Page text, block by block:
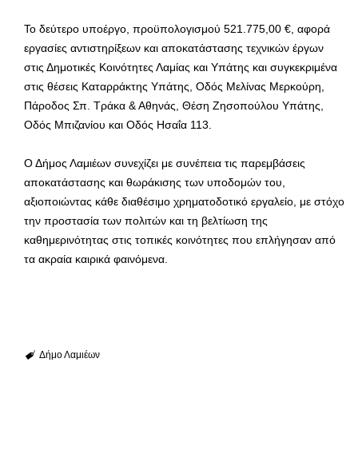
Το δεύτερο υποέργο, προϋπολογισμού 521.775,00 €, αφορά
εργασίες αντιστηρίξεων και αποκατάστασης τεχνικών έργων
στις Δημοτικές Κοινότητες Λαμίας και Υπάτης και συγκεκριμένα
στις θέσεις Καταρράκτης Υπάτης, Οδός Μελίνας Μερκούρη,
Πάροδος Σπ. Τράκα & Αθηνάς, Θέση Ζησοπούλου Υπάτης,
Οδός Μπιζανίου και Οδός Ησαΐα 113.
Ο Δήμος Λαμιέων συνεχίζει με συνέπεια τις παρεμβάσεις
αποκατάστασης και θωράκισης των υποδομών του,
αξιοποιώντας κάθε διαθέσιμο χρηματοδοτικό εργαλείο, με στόχο
την προστασία των πολιτών και τη βελτίωση της
καθημερινότητας στις τοπικές κοινότητες που επλήγησαν από
τα ακραία καιρικά φαινόμενα.
Δήμο Λαμιέων